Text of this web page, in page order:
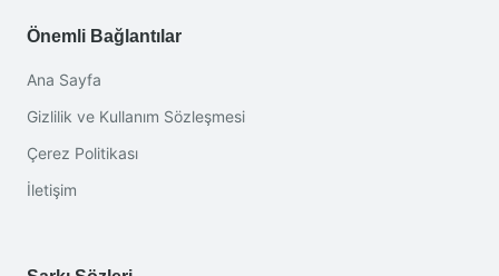
Önemli Bağlantılar
Ana Sayfa
Gizlilik ve Kullanım Sözleşmesi
Çerez Politikası
İletişim